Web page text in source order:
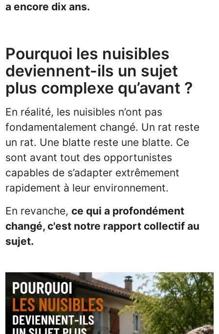
a encore dix ans.
Pourquoi les nuisibles
deviennent-ils un sujet
plus complexe qu’avant ?
En réalité, les nuisibles n’ont pas
fondamentalement changé. Un rat reste
un rat. Une blatte reste une blatte. Ce
sont avant tout des opportunistes
capables de s’adapter extrêmement
rapidement à leur environnement.
En revanche,ce qui a profondément
changé, c'est notre rapport collectif au
sujet.